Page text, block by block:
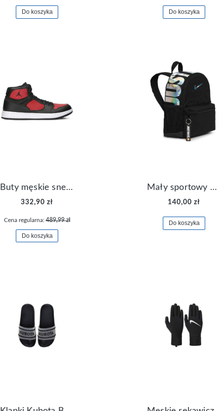
Do koszyka Do koszyka
Buty męskie sneakersy Jordan Access AR3762-006
332,90 zł
Cena regularna:489,99 zł
Do koszyka
Mały sportowy plecak plecaczek Nike Brasilia JDI DR6091-017
140,00 zł
Do koszyka